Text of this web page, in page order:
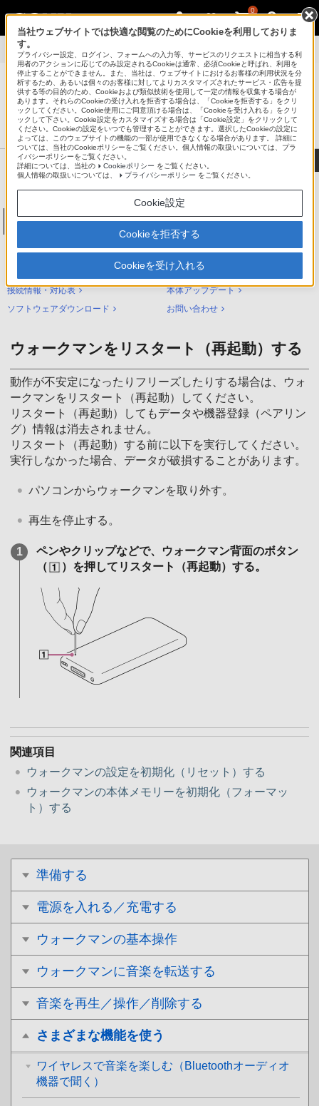
0
製品別サポート > NW-S310シリーズ 使いかた
ポータブルオーディオプレーヤー ウォークマン®
サポート・お問い合わせ
NW-S310シリーズ
NW-S310シリーズ サポートトップ
困ったときは（Q&A）
接続情報・対応表
本体アップデート
ソフトウェアダウンロード
お問い合わせ
準備する
電源を入れる／充電する
ウォークマンの基本操作
ウォークマンに音楽を転送する
音楽を再生／操作／削除する
さまざまな機能を使う
ワイヤレスで音楽を楽しむ（Bluetoothオーディオ
機器で聞く）
ウォークマンをリスタート（再起動）する
動作が不安定になったりフリーズしたりする場合は、ウォ
ークマンをリスタート（再起動）してください。
リスタート（再起動）してもデータや機器登録（ペアリン
グ）情報は消去されません。
リスタート（再起動）する前に以下を実行してください。
実行しなかった場合、データが破損することがあります。
パソコンからウォークマンを取り外す。
再生を停止する。
ペンやクリップなどで、ウォークマン背面のボタン
（
）を押してリスタート（再起動）する。
関連項目
ウォークマンの設定を初期化（リセット）する
ウォークマンの本体メモリーを初期化（フォーマッ
ト）する
当社ウェブサイトでは快適な閲覧のためにCookieを利用しておりま
す。
プライバシー設定、ログイン、フォームへの入力等、サービスのリクエストに相当する利
用者のアクションに応じてのみ設定されるCookieは通常、必須Cookieと呼ばれ、利用を
停止することができません。また、当社は、ウェブサイトにおけるお客様の利用状況を分
析するため、あるいは個々のお客様に対してよりカスタマイズされたサービス・広告を提
供する等の目的のため、Cookieおよび類似技術を使用して一定の情報を収集する場合が
あります。それらのCookieの受け入れを拒否する場合は、「Cookieを拒否する」をクリ
ックしてください。Cookie使用にご同意頂ける場合は、「Cookieを受け入れる」をクリ
ックして下さい。Cookie設定をカスタマイズする場合は「Cookie設定」をクリックして
ください。Cookieの設定をいつでも管理することができます。選択したCookieの設定に
よっては、このウェブサイトの機能の一部が使用できなくなる場合があります。 詳細に
ついては、当社のCookieポリシーをご覧ください。個人情報の取扱いについては、プラ
イバシーポリシーをご覧ください。
詳細については、当社の
Cookieポリシー をご覧ください。
個人情報の取扱いについては、
プライバシーポリシー をご覧ください。
Cookie設定
Cookieを拒否する
Cookieを受け入れる